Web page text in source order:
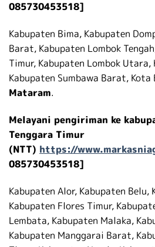
085730453518]
Kabupaten Bima, Kabupaten
Barat, Kabupaten Lombok
Timur, Kabupaten Lombok Utara,
Kabupaten Sumbawa Barat, Kota
Mataram.
Melayani pengiriman ke
Tenggara Timur
(NTT) https://
085730453518]
Kabupaten Alor, Kabupaten Belu,
Kabupaten Flores Timur,
Lembata, Kabupaten Malaka,
Kabupaten Manggarai Barat,